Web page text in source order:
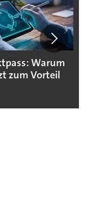
Warum
zum Vorteil